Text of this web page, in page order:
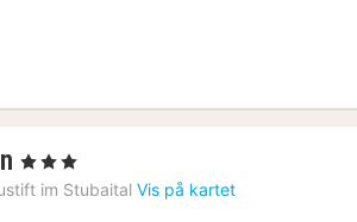
1
natt
, 3 Stjerner
im Stubaital Vis på kartet